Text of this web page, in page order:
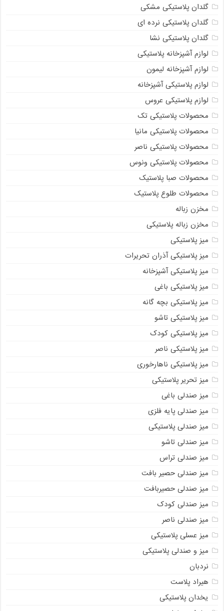
گلدان پلاستیکی مشکی
گلدان پلاستیکی نرده ای
گلدان پلاستیکی نشا
لوازم آشپزخانه پلاستیکی
لوازم آشپزخانه لیمون
لوازم پلاستیکی آشپزخانه
لوازم پلاستیکی عروس
محصولات پلاستیکی تک
محصولات پلاستیکی مانیا
محصولات پلاستیکی ناصر
محصولات پلاستیکی ونوس
محصولات صبا پلاستیک
محصولات طلوع پلاستیک
مخزن زباله
مخزن زباله پلاستیکی
میز پلاستیکی
میز پلاستیکی آذران تحریرات
میز پلاستیکی آشپزخانه
میز پلاستیکی باغی
میز پلاستیکی بچه گانه
میز پلاستیکی تاشو
میز پلاستیکی کودک
میز پلاستیکی ناصر
میز پلاستیکی ناهارخوری
میز تحریر پلاستیکی
میز صندلی باغی
میز صندلی پایه فلزی
میز صندلی پلاستیکی
میز صندلی تاشو
میز صندلی تراس
میز صندلی حصیر بافت
میز صندلی حصیربافت
میز صندلی کودک
میز صندلی ناصر
میز عسلی پلاستیکی
میز و صندلی پلاستیکی
نردبان
هیراد پلاست
یخدان پلاستیکی